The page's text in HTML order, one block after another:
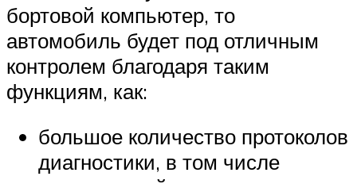
бортовой компьютер, то
автомобиль будет под отличным
контролем благодаря таким
функциям, как:
большое количество протоколов
диагностики, в том числе